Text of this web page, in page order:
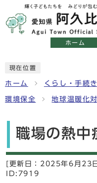
ホーム
現在位置
ホーム くらし・手続き
環境保全 地球温暖化
職場の熱中
[更新日： 2025年6月23
ID:7919